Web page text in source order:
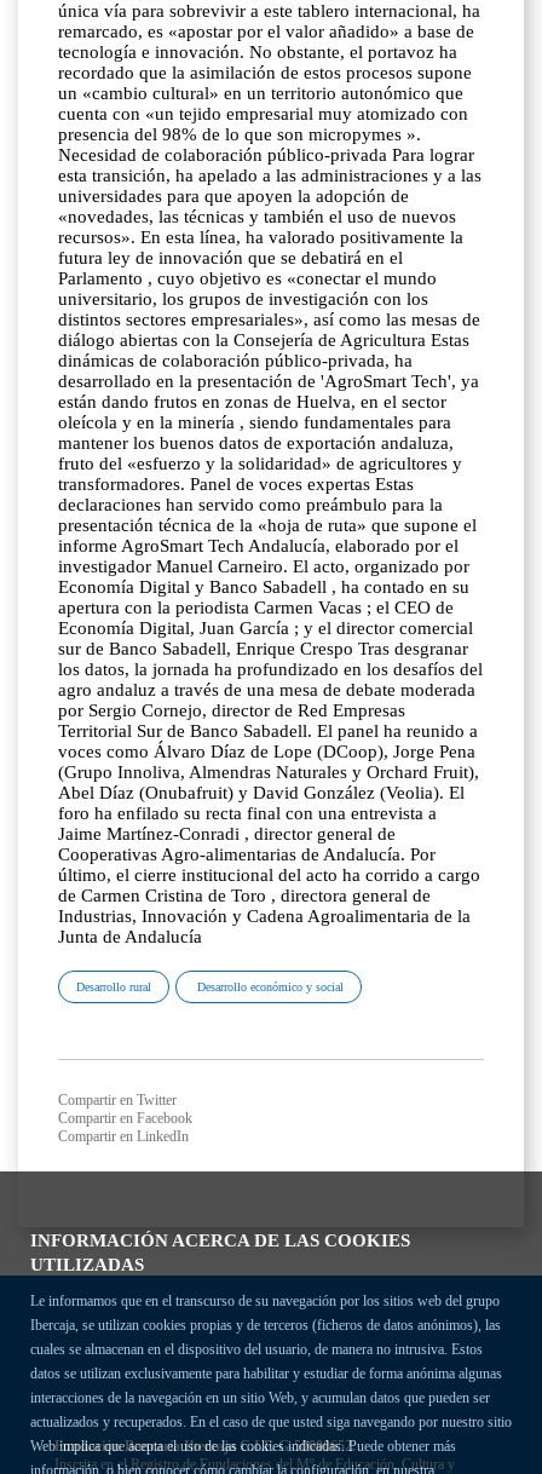
INFORMACIÓN ACERCA DE LAS COOKIES
UTILIZADAS
Le informamos que en el transcurso de su navegación por los sitios web del grupo
Ibercaja, se utilizan cookies propias y de terceros (ficheros de datos anónimos), las
cuales se almacenan en el dispositivo del usuario, de manera no intrusiva. Estos
datos se utilizan exclusivamente para habilitar y estudiar de forma anónima algunas
interacciones de la navegación en un sitio Web, y acumulan datos que pueden ser
actualizados y recuperados. En el caso de que usted siga navegando por nuestro sitio
Web implica que acepta el uso de las cookies indicadas. Puede obtener más
información, o bien conocer cómo cambiar la configuración, en nuestra
única vía para sobrevivir a este tablero internacional, ha
remarcado, es «apostar por el valor añadido» a base de
tecnología e innovación. No obstante, el portavoz ha
recordado que la asimilación de estos procesos supone
un «cambio cultural» en un territorio autonómico que
cuenta con «un tejido empresarial muy atomizado con
presencia del 98% de lo que son micropymes ».
Necesidad de colaboración público-privada Para lograr
esta transición, ha apelado a las administraciones y a las
universidades para que apoyen la adopción de
«novedades, las técnicas y también el uso de nuevos
recursos». En esta línea, ha valorado positivamente la
futura ley de innovación que se debatirá en el
Parlamento , cuyo objetivo es «conectar el mundo
universitario, los grupos de investigación con los
distintos sectores empresariales», así como las mesas de
diálogo abiertas con la Consejería de Agricultura Estas
dinámicas de colaboración público-privada, ha
desarrollado en la presentación de 'AgroSmart Tech', ya
están dando frutos en zonas de Huelva, en el sector
oleícola y en la minería , siendo fundamentales para
mantener los buenos datos de exportación andaluza,
fruto del «esfuerzo y la solidaridad» de agricultores y
transformadores. Panel de voces expertas Estas
declaraciones han servido como preámbulo para la
presentación técnica de la «hoja de ruta» que supone el
informe AgroSmart Tech Andalucía, elaborado por el
investigador Manuel Carneiro. El acto, organizado por
Economía Digital y Banco Sabadell , ha contado en su
apertura con la periodista Carmen Vacas ; el CEO de
Economía Digital, Juan García ; y el director comercial
sur de Banco Sabadell, Enrique Crespo Tras desgranar
los datos, la jornada ha profundizado en los desafíos del
agro andaluz a través de una mesa de debate moderada
por Sergio Cornejo, director de Red Empresas
Territorial Sur de Banco Sabadell. El panel ha reunido a
voces como Álvaro Díaz de Lope (DCoop), Jorge Pena
(Grupo Innoliva, Almendras Naturales y Orchard Fruit),
Abel Díaz (Onubafruit) y David González (Veolia). El
foro ha enfilado su recta final con una entrevista a
Jaime Martínez-Conradi , director general de
Cooperativas Agro-alimentarias de Andalucía. Por
último, el cierre institucional del acto ha corrido a cargo
de Carmen Cristina de Toro , directora general de
Industrias, Innovación y Cadena Agroalimentaria de la
Junta de Andalucía
Desarrollo rural Desarrollo económico y social
Compartir en Twitter
Compartir en Facebook
Compartir en LinkedIn
Fundación Bancaria Ibercaja C.I.F. G-50000652.
Inscrita en el Registro de Fundaciones del Mº de Educación, Cultura y